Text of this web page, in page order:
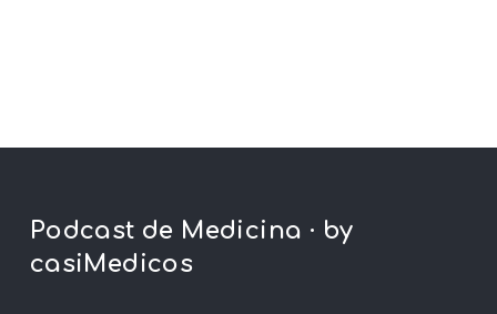
Podcast de Medicina · by
casiMedicos